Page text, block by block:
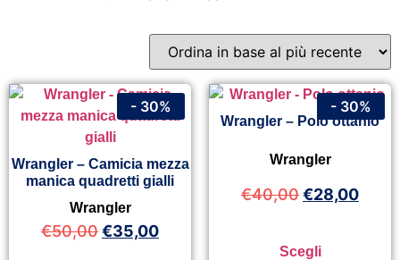
Wrangler – Camicia mezza
manica quadretti gialli
Wrangler
€50,00€35,00
- 30%
Wrangler – Polo ottanio
Wrangler
€40,00€28,00
Scegli
- 30%